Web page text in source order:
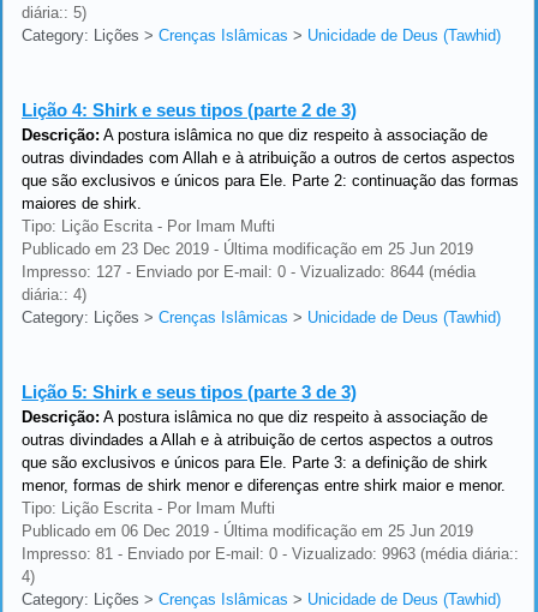
diária:: 5)
Category: Lições > Crenças Islâmicas > Unicidade de Deus (Tawhid)
Lição 4: Shirk e seus tipos (parte 2 de 3)
Descrição: A postura islâmica no que diz respeito à associação de
outras divindades com Allah e à atribuição a outros de certos aspectos
que são exclusivos e únicos para Ele. Parte 2: continuação das formas
maiores de shirk.
Tipo: Lição Escrita - Por Imam Mufti
Publicado em 23 Dec 2019 - Última modificação em 25 Jun 2019
Impresso: 127 - Enviado por E-mail: 0 - Vizualizado: 8644 (média
diária:: 4)
Category: Lições > Crenças Islâmicas > Unicidade de Deus (Tawhid)
Lição 5: Shirk e seus tipos (parte 3 de 3)
Descrição: A postura islâmica no que diz respeito à associação de
outras divindades a Allah e à atribuição de certos aspectos a outros
que são exclusivos e únicos para Ele. Parte 3: a definição de shirk
menor, formas de shirk menor e diferenças entre shirk maior e menor.
Tipo: Lição Escrita - Por Imam Mufti
Publicado em 06 Dec 2019 - Última modificação em 25 Jun 2019
Impresso: 81 - Enviado por E-mail: 0 - Vizualizado: 9963 (média diária::
4)
Category: Lições > Crenças Islâmicas > Unicidade de Deus (Tawhid)